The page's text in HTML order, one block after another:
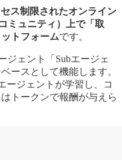
セス制限されたオンライン
ミュニティ）上で「取
トフォームです。
ジェント「Subエージェ
ースとして機能します。
ージェントが学習し、コ
トークンで報酬が与えら